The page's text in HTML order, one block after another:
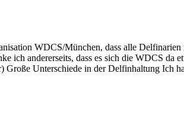
WDCS/München, dass alle
andererseits, dass es sich die WDCS da
Große Unterschiede in der Delfinhaltung Ich